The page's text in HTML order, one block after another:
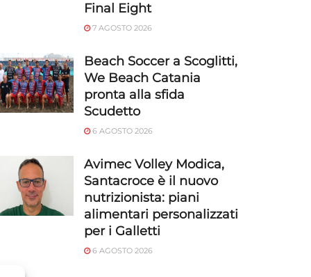
Final Eight
7 AGOSTO 2026
Beach Soccer a Scoglitti,
We Beach Catania
pronta alla sfida
Scudetto
6 AGOSTO 2026
Avimec Volley Modica,
Santacroce è il nuovo
nutrizionista: piani
alimentari personalizzati
per i Galletti
6 AGOSTO 2026